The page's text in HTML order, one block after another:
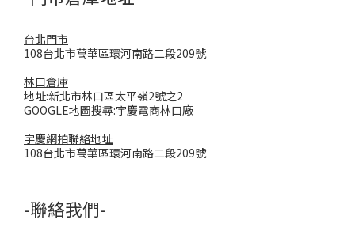
台北門市
108台北市萬華區環河南路二段209號
林口倉庫
地址:新北市林口區太平嶺2號之2
GOOGLE地圖搜尋:宇慶電商林口廠
宇慶網拍聯絡地址
108台北市萬華區環河南路二段209號
-聯絡我們-